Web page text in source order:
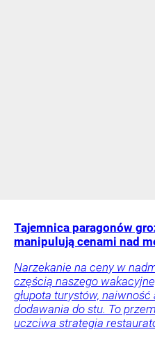
Tajemnica paragonów
manipulują cenami nad
Narzekanie na ceny w
częścią naszego
głupota turystów,
dodawania do stu. To
uczciwa strategia